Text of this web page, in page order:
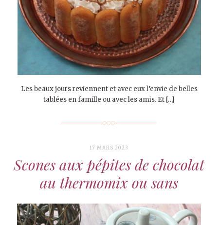
Les beaux jours reviennent et avec eux l’envie de belles
tablées en famille ou avec les amis. Et […]
17 MARS 2023
Scones aux pépites de chocolat
au thermomix ou sans